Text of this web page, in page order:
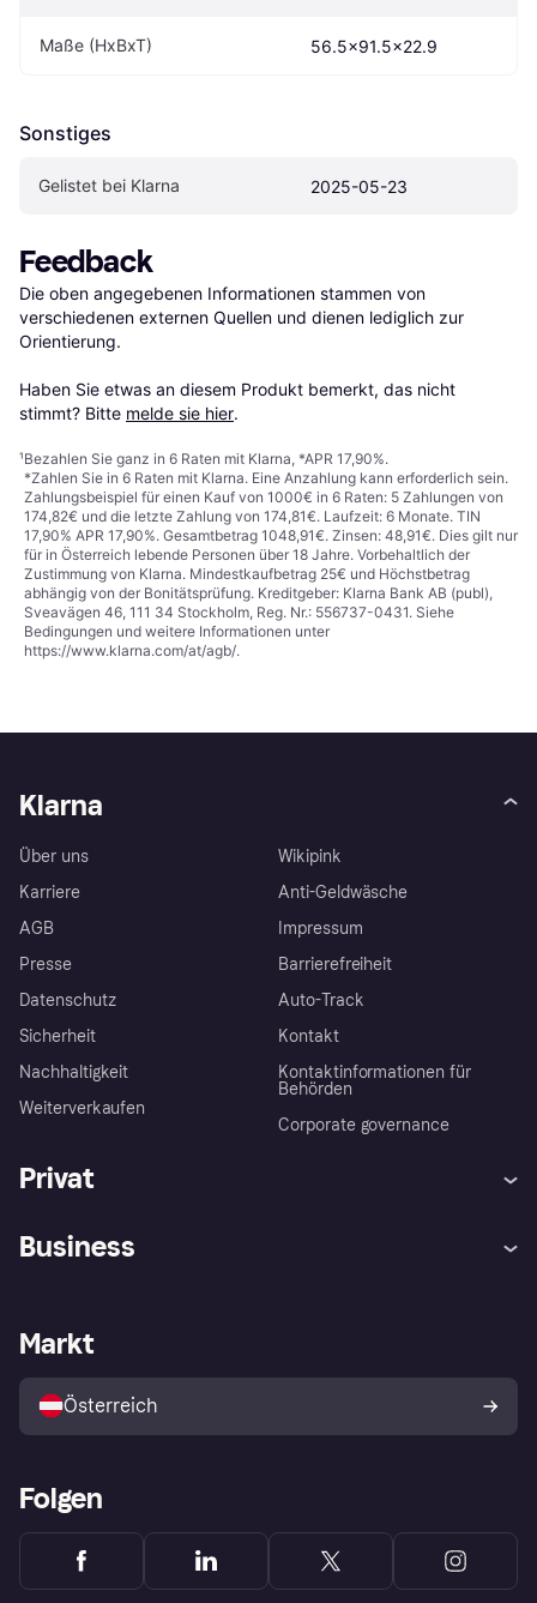
Maße (HxBxT) 56.5x91.5x22.9
Sonstiges
Gelistet bei Klarna 2025-05-23
Feedback
Die oben angegebenen Informationen stammen von
verschiedenen externen Quellen und dienen lediglich zur
Orientierung.
Haben Sie etwas an diesem Produkt bemerkt, das nicht
stimmt? Bitte melde sie hier.
¹Bezahlen Sie ganz in 6 Raten mit Klarna, *APR 17,90%.
*Zahlen Sie in 6 Raten mit Klarna. Eine Anzahlung kann erforderlich sein.
Zahlungsbeispiel für einen Kauf von 1000€ in 6 Raten: 5 Zahlungen von
174,82€ und die letzte Zahlung von 174,81€. Laufzeit: 6 Monate. TIN
17,90% APR 17,90%. Gesamtbetrag 1048,91€. Zinsen: 48,91€. Dies gilt nur
für in Österreich lebende Personen über 18 Jahre. Vorbehaltlich der
Zustimmung von Klarna. Mindestkaufbetrag 25€ und Höchstbetrag
abhängig von der Bonitätsprüfung. Kreditgeber: Klarna Bank AB (publ),
Sveavägen 46, 111 34 Stockholm, Reg. Nr.: 556737-0431. Siehe
Bedingungen und weitere Informationen unter
https://www.klarna.com/at/agb/.
Klarna
Über uns
Karriere
AGB
Presse
Datenschutz
Sicherheit
Nachhaltigkeit
Weiterverkaufen
Wikipink
Anti-Geldwäsche
Impressum
Barrierefreiheit
Auto-Track
Kontakt
Kontaktinformationen für
Behörden
Corporate governance
Privat
Shops entdecken
Business
Händlerportal
Markt
Österreich
Folgen